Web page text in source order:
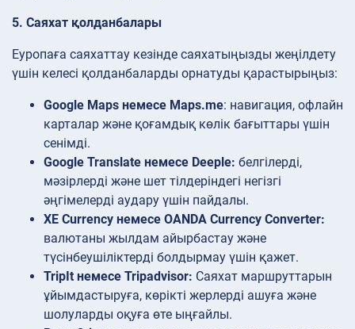
5. Саяхат қолданбалары
Еуропаға саяхаттау кезінде саяхатыңызды жеңілдету
үшін келесі қолданбаларды орнатуды қарастырыңыз:
Google Maps немесе Maps.me: навигация, офлайн
карталар және қоғамдық көлік бағыттары үшін
сенімді.
Google Translate немесе Deeple: белгілерді,
мәзірлерді және шет тілдеріндегі негізгі
әңгімелерді аудару үшін пайдалы.
XE Currency немесе OANDA Currency Converter:
валютаны жылдам айырбастау және
түсінбеушіліктерді болдырмау үшін қажет.
TripIt немесе Tripadvisor: Саяхат маршруттарын
ұйымдастыруға, көрікті жерлерді ашуға және
шолуларды оқуға өте ыңғайлы.